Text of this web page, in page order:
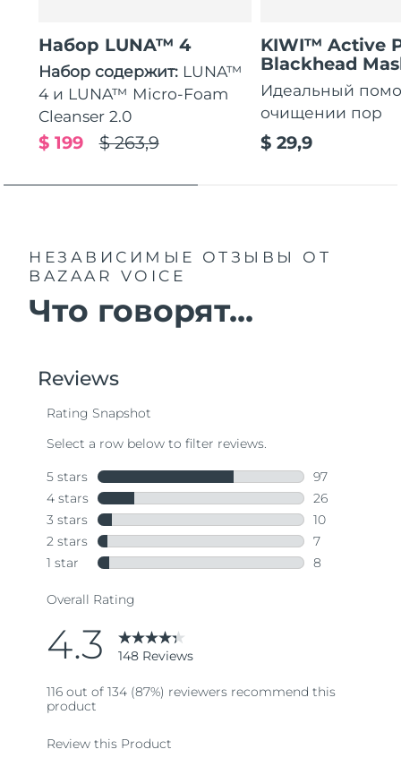
Набор LUNA™ 4
Набор содержит: LUNA™
4 и LUNA™ Micro-Foam
Cleanser 2.0
$ 263,9
$ 199
KIWI™ Active
Blackhead
Идеальный
очищении пор
$ 29,9
НЕЗАВИСИМЫЕ ОТЗЫВЫ
ОТ
BAZAAR VOICE
Что говорят...